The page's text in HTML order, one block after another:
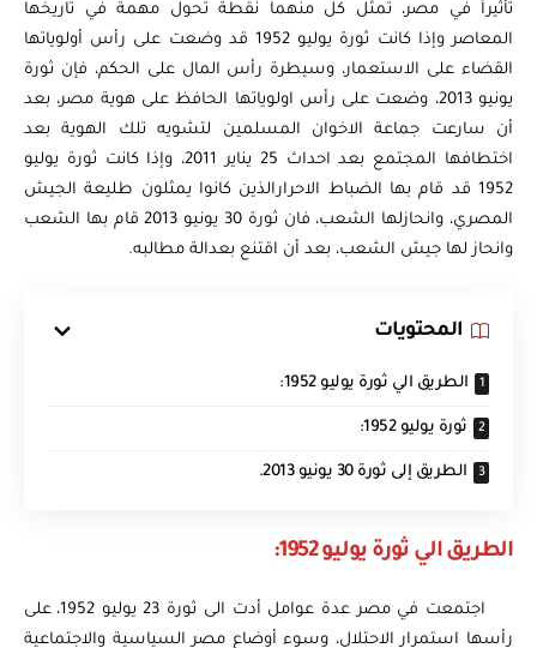
تأثيراً في مصر، تمثل كل منهما نقطة تحول مهمة في تاريخها
المعاصر وإذا كانت ثورة يوليو 1952 قد وضعت على رأس أولوياتها
القضاء على الاستعمار، وسيطرة رأس المال على الحكم، فإن ثورة
يونيو 2013، وضعت على رأس اولوياتها الحافظ على هوية مصر، بعد
أن سارعت جماعة الاخوان المسلمين لتشويه تلك الهوية بعد
اختطافها المجتمع بعد احداث 25 يناير 2011، وإذا كانت ثورة يوليو
1952 قد قام بها الضباط الاحرارالذين كانوا يمثلون طليعة الجيش
المصري، وانحازلها الشعب، فان ثورة 30 يونيو 2013 قام بها الشعب
وانحاز لها جيش الشعب، بعد أن اقتنع بعدالة مطالبه.
المحتويات
الطريق الي ثورة يوليو 1952:
ثورة يوليو 1952:
الطريق إلى ثورة 30 يونيو 2013.
الطريق الي ثورة يوليو 1952:
اجتمعت في مصر عدة عوامل أدت الى ثورة 23 يوليو 1952، على
رأسها استمرار الاحتلال، وسوء أوضاع مصر السياسية والاجتماعية